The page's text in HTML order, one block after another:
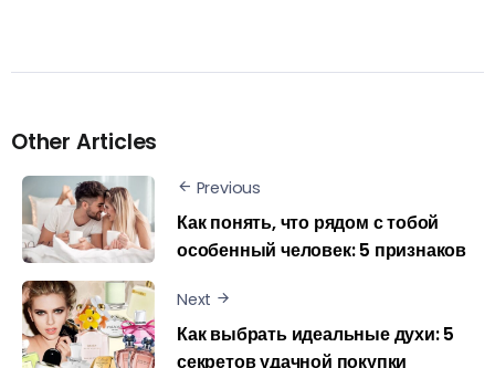
Other Articles
Previous
Как понять, что рядом с тобой
особенный человек: 5 признаков
Next
Как выбрать идеальные духи: 5
секретов удачной покупки